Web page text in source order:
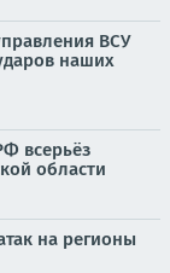
ВСУ
наших
всерьёз
области
на регионы